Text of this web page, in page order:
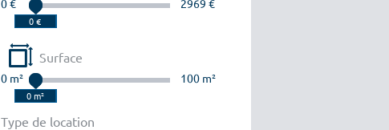
0 € 2969 €
Surface
0 m² 100 m²
Type de location